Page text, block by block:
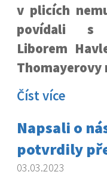
v plicích
povídali s
Liborem
Thomayerovy
Číst více
Napsali o
potvrdily
03.03.2023